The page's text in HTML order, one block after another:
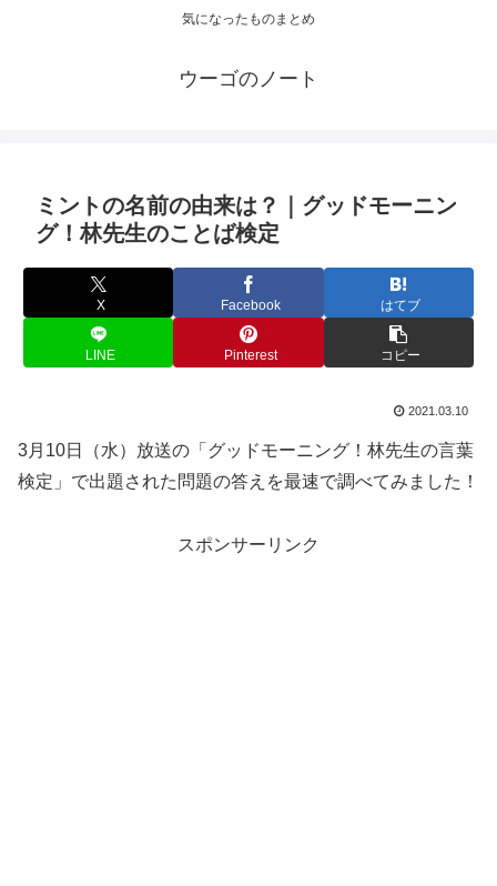
気になったものまとめ
ウーゴのノート
ミントの名前の由来は？｜グッドモーニン
グ！林先生のことば検定
X Facebook はてブ
LINE Pinterest コピー
2021.03.10
3月10日（水）放送の「グッドモーニング！林先生の言葉
検定」で出題された問題の答えを最速で調べてみました！
スポンサーリンク